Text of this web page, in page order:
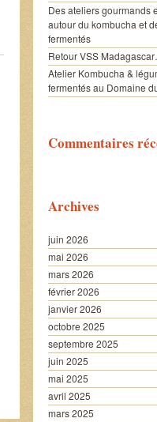
Des ateliers gourmands
autour du kombucha et
fermentés
Retour VSS
Atelier Kombucha &
fermentés au Domaine
Commentaires
Archives
juin 2026
mai 2026
mars 2026
février 2026
janvier 2026
octobre 2025
septembre 2025
juin 2025
mai 2025
avril 2025
mars 2025